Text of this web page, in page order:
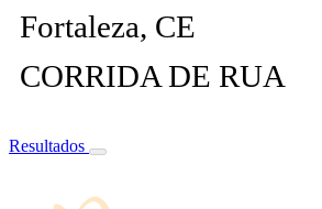
Fortaleza, CE
CORRIDA DE RUA
Resultados